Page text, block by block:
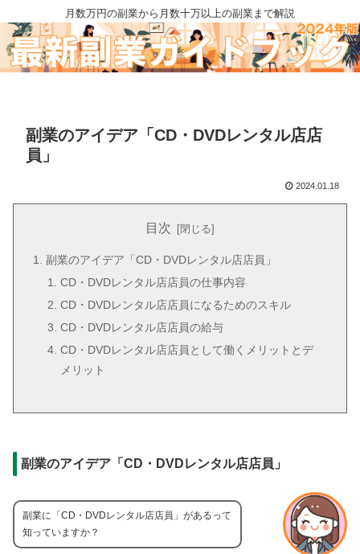
月数万円の副業から月数十万以上の副業まで解説
副業のアイデア「CD・DVDレンタル店店
員」
2024.01.18
目次
副業のアイデア「CD・DVDレンタル店店員」
CD・DVDレンタル店店員の仕事内容
CD・DVDレンタル店店員になるためのスキル
CD・DVDレンタル店店員の給与
CD・DVDレンタル店店員として働くメリットとデ
メリット
副業のアイデア「CD・DVDレンタル店店員」
副業に「CD・DVDレンタル店店員」があるって
知っていますか？